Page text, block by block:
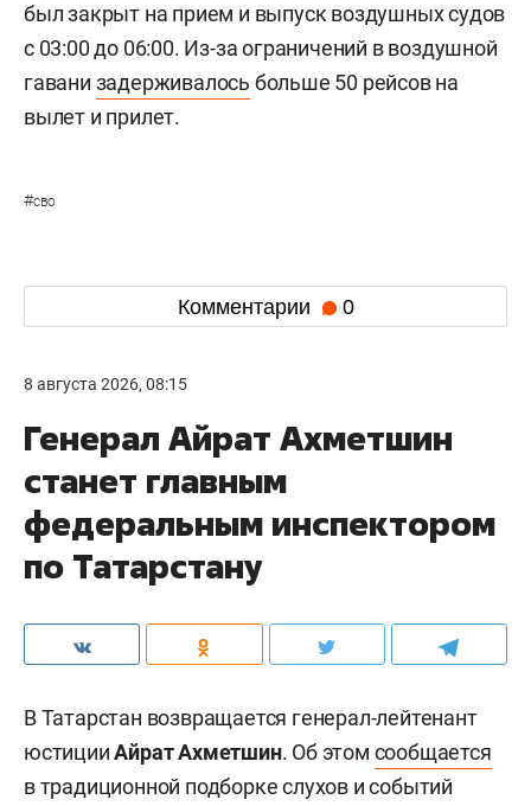
был закрыт на прием и выпуск воздушных судов
с 03:00 до 06:00. Из-за ограничений в воздушной
гавани задерживалось больше 50 рейсов на
вылет и прилет.
#сво
Комментарии 0
8 августа 2026, 08:15
Генерал Айрат Ахметшин
станет главным
федеральным инспектором
по Татарстану
В Татарстан возвращается генерал-лейтенант
юстицииАйрат Ахметшин. Об этом сообщается
в традиционной подборке слухов и событий